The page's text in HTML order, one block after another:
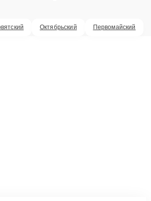
Октябрьский Первомайский